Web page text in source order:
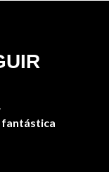
fantástica